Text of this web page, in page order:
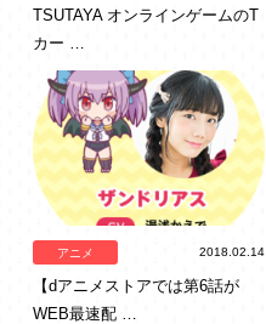
TSUTAYA オンラインゲームのT
カー …
アニメ 2018.02.14
【dアニメストアでは第6話が
WEB最速配 …